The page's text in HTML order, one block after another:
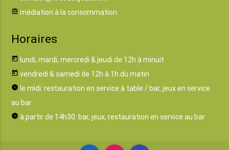
balance médiation à la consommation
Horaires
today lundi, mardi, mercredi & jeudi de 12h à minuit
today vendredi & samedi de 12h à 1h du matin
watch_later le midi: restauration en service à table / bar, jeux en service
au bar
watch_later à partir de 14h30: bar, jeux, restauration en service au bar